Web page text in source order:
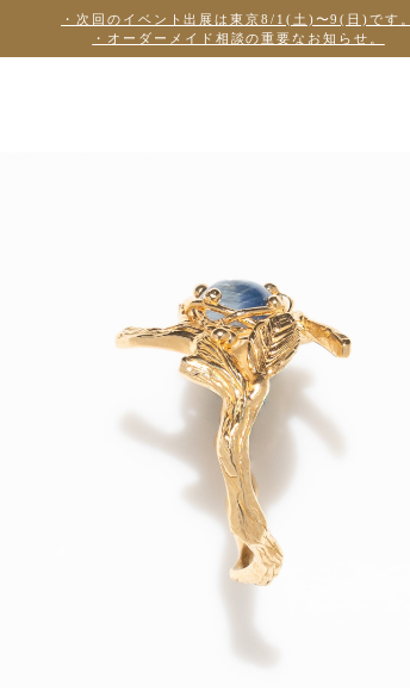
・次回のイベント出展は東京8/1(土)〜9(日)です。
・オーダーメイド相談の重要なお知らせ。